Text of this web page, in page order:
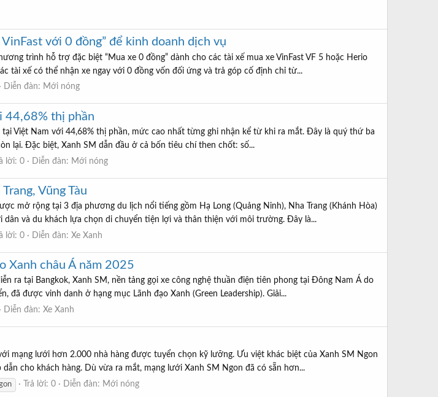
với 0 đồng” để kinh doanh dịch vụ
trình hỗ trợ đặc biệt “Mua xe 0 đồng” dành cho các tài xế mua xe VinFast VF 5 hoặc Herio
tài xế có thể nhận xe ngay với 0 đồng vốn đối ứng và trả góp cố định chỉ từ...
Diễn đàn: Mới nóng
44,68% thị phần
Việt Nam với 44,68% thị phần, mức cao nhất từng ghi nhận kể từ khi ra mắt. Đây là quý thứ ba
lại. Đặc biệt, Xanh SM dẫn đầu ở cả bốn tiêu chí then chốt: số...
lời: 0 Diễn đàn: Mới nóng
Vũng Tàu
mở rộng tại 3 địa phương du lịch nổi tiếng gồm Hạ Long (Quảng Ninh), Nha Trang (Khánh Hòa)
dân và du khách lựa chọn di chuyển tiện lợi và thân thiện với môi trường. Đây là...
lời: 0 Diễn đàn: Xe Xanh
Xanh châu Á năm 2025
ra tại Bangkok, Xanh SM, nền tảng gọi xe công nghệ thuần điện tiên phong tại Đông Nam Á do
đã được vinh danh ở hạng mục Lãnh đạo Xanh (Green Leadership). Giải...
Diễn đàn: Xe Xanh
mạng lưới hơn 2.000 nhà hàng được tuyển chọn kỹ lưỡng. Ưu việt khác biệt của Xanh SM Ngon
cho khách hàng. Dù vừa ra mắt, mạng lưới Xanh SM Ngon đã có sẵn hơn...
Trả lời: 0 Diễn đàn: Mới nóng